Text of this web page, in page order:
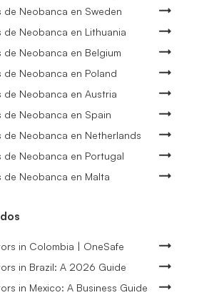
de Neobanca en Sweden
de Neobanca en Lithuania
de Neobanca en Belgium
de Neobanca en Poland
de Neobanca en Austria
de Neobanca en Spain
de Neobanca en Netherlands
de Neobanca en Portugal
de Neobanca en Malta
in Colombia | OneSafe
in Brazil: A 2026 Guide
in Mexico: A Business Guide